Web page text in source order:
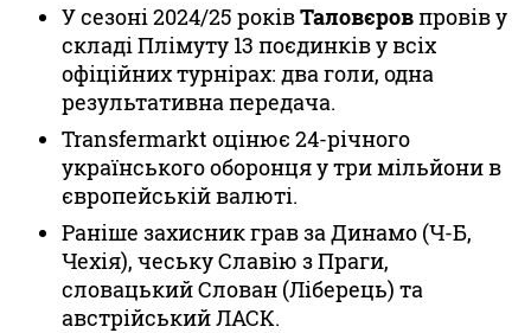
У сезоні 2024/25 роківТаловєровпровів у
складі Плімуту 13 поєдинків у всіх
офіційних турнірах: два голи, одна
результативна передача.
Transfermarkt оцінює 24-річного
українського оборонця у три мільйони в
європейській валюті.
Раніше захисник грав за Динамо (Ч-Б,
Чехія), чеську Славію з Праги,
словацький Слован (Ліберець) та
австрійський ЛАСК.